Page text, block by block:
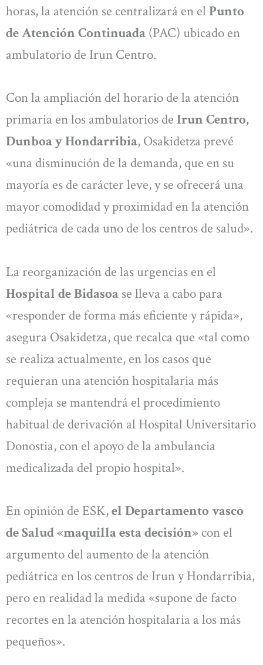
horas, la atención se centralizará en el Punto
de Atención Continuada (PAC) ubicado en
ambulatorio de Irun Centro.
Con la ampliación del horario de la atención
primaria en los ambulatorios de Irun Centro,
Dunboa y Hondarribia, Osakidetza prevé
«una disminución de la demanda, que en su
mayoría es de carácter leve, y se ofrecerá una
mayor comodidad y proximidad en la atención
pediátrica de cada uno de los centros de salud».
La reorganización de las urgencias en el
Hospital de Bidasoa se lleva a cabo para
«responder de forma más eficiente y rápida»,
asegura Osakidetza, que recalca que «tal como
se realiza actualmente, en los casos que
requieran una atención hospitalaria más
compleja se mantendrá el procedimiento
habitual de derivación al Hospital Universitario
Donostia, con el apoyo de la ambulancia
medicalizada del propio hospital».
En opinión de ESK,el Departamento vasco
de Salud «maquilla esta decisión» con el
argumento del aumento de la atención
pediátrica en los centros de Irun y Hondarribia,
pero en realidad la medida «supone de facto
recortes en la atención hospitalaria a los más
pequeños».